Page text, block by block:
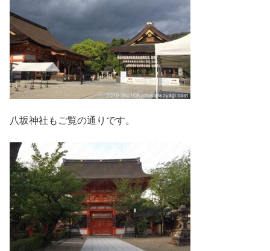
八坂神社もご覧の通りです。